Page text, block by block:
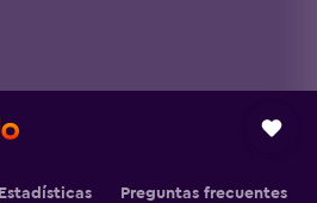
Estadísticas Preguntas frecuentes